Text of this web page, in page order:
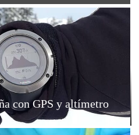
con GPS y altímetro